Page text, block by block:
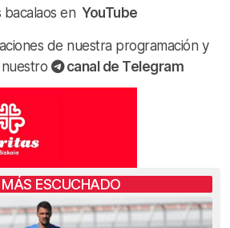
bacalaos en YouTube
de nuestra programación y
canal de Telegram
ESCUCHADO